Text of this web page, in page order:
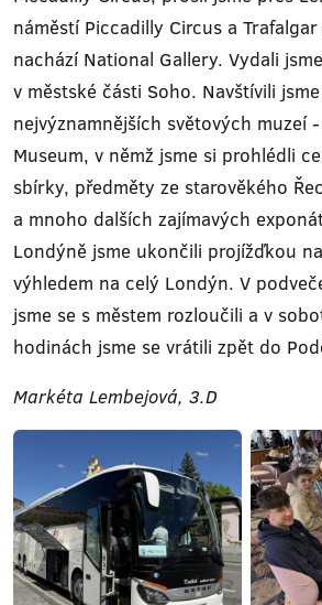
náměstí Piccadilly Circus a
nachází National Gallery. Vydali
v městské části Soho. Navštívili
nejvýznamnějších světových muzeí
Museum, v němž jsme si prohlédli
sbírky, předměty ze starověkého
a mnoho dalších zajímavých
Londýně jsme ukončili projížďkou
výhledem na celý Londýn. V
jsme se s městem rozloučili a v
hodinách jsme se vrátili zpět do
Markéta Lembejová, 3.D